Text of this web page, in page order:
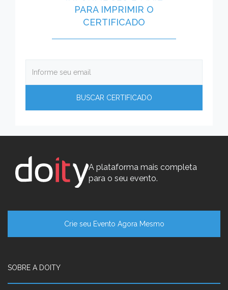
PARA IMPRIMIR O
CERTIFICADO
A plataforma mais completa
para o seu evento.
Crie seu Evento Agora Mesmo
SOBRE A DOITY